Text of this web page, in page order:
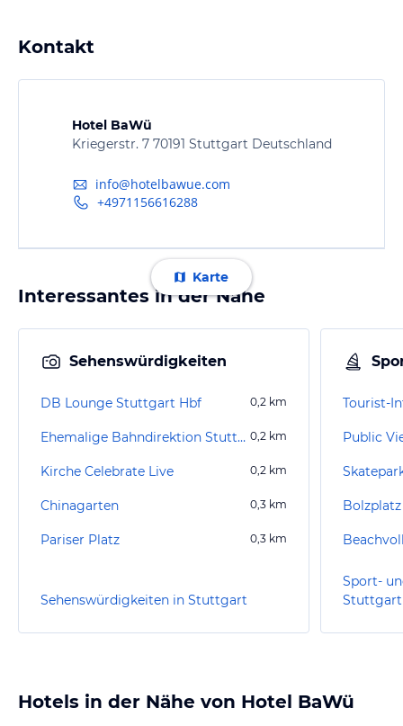
Kontakt
Hotel BaWü
Kriegerstr. 7 70191 Stuttgart Deutschland
info@hotelbawue.com
+4971156616288
Karte
Interessantes in der Nähe
Sehenswürdigkeiten
DB Lounge Stuttgart Hbf 0,2 km
Ehemalige Bahndirektion Stuttgart 0,2 km
Kirche Celebrate Live 0,2 km
Chinagarten 0,3 km
Pariser Platz 0,3 km
Sehenswürdigkeiten in Stuttgart
Tourist-
Public
Sport-
Stuttgart
Hotels in der Nähe von Hotel BaWü